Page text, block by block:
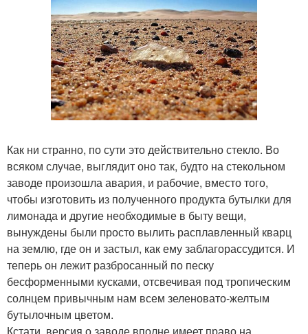
Как ни странно, по сути это действительно стекло. Во
всяком случае, выглядит оно так, будто на стекольном
заводе произошла авария, и рабочие, вместо того,
чтобы изготовить из полученного продукта бутылки для
лимонада и другие необходимые в быту вещи,
вынуждены были просто вылить расплавленный кварц
на землю, где он и застыл, как ему заблагорассудится. И
теперь он лежит разбросанный по песку
бесформенными кусками, отсвечивая под тропическим
солнцем привычным нам всем зеленовато-желтым
бутылочным цветом.
Кстати, версия о заводе вполне имеет право на